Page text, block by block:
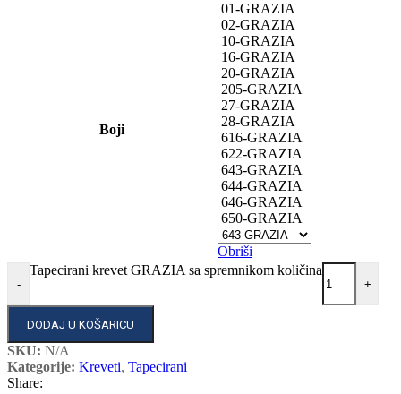
Boji
01-GRAZIA
02-GRAZIA
10-GRAZIA
16-GRAZIA
20-GRAZIA
205-GRAZIA
27-GRAZIA
28-GRAZIA
616-GRAZIA
622-GRAZIA
643-GRAZIA
644-GRAZIA
646-GRAZIA
650-GRAZIA
Obriši
-
Tapecirani krevet GRAZIA sa spremnikom količina
+
DODAJ U KOŠARICU
SKU: N/A
Kategorije: Kreveti, Tapecirani
Share: